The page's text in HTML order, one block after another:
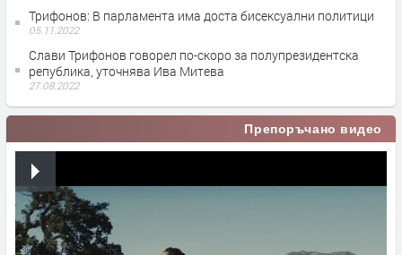
Трифонов: В парламента има доста бисексуални политици
05.11.2022
Слави Трифонов говорел по-скоро за полупрезидентска
република, уточнява Ива Митева
27.08.2022
Препоръчано видео